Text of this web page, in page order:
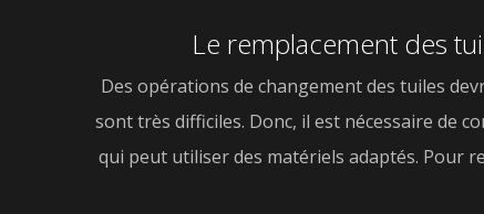
Le remplacement des
Des opérations de changement des tuiles
sont très difficiles. Donc, il est nécessaire de
qui peut utiliser des matériels adaptés. Pour